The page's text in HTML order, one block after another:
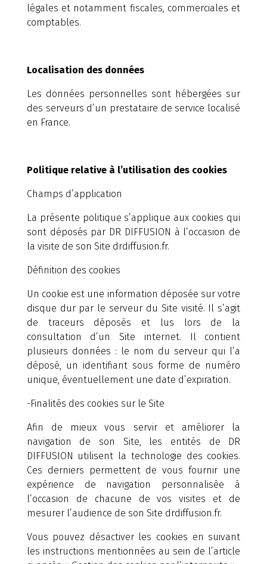
légales et notamment fiscales, commerciales et
comptables.
Localisation des données
Les données personnelles sont hébergées sur
des serveurs d’un prestataire de service localisé
en France.
Politique relative à l’utilisation des cookies
Champs d’application
La présente politique s’applique aux cookies qui
sont déposés par DR DIFFUSION à l’occasion de
la visite de son Site drdiffusion.fr.
Définition des cookies
Un cookie est une information déposée sur votre
disque dur par le serveur du Site visité. Il s’agit
de traceurs déposés et lus lors de la
consultation d’un Site internet. Il contient
plusieurs données : le nom du serveur qui l’a
déposé, un identifiant sous forme de numéro
unique, éventuellement une date d’expiration.
-Finalités des cookies sur le Site
Afin de mieux vous servir et améliorer la
navigation de son Site, les entités de DR
DIFFUSION utilisent la technologie des cookies.
Ces derniers permettent de vous fournir une
expérience de navigation personnalisée à
l’occasion de chacune de vos visites et de
mesurer l’audience de son Site drdiffusion.fr.
Vous pouvez désactiver les cookies en suivant
les instructions mentionnées au sein de l’article